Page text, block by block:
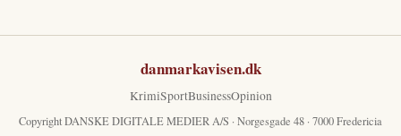
danmarkavisen.dk
KrimiSportBusinessOpinion
Copyright DANSKE DIGITALE MEDIER A/S · Norgesgade 48 · 7000 Fredericia